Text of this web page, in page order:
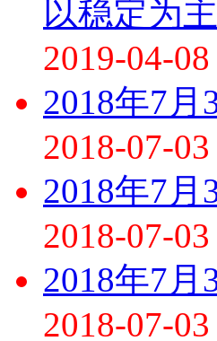
以稳定为主
2019-04-08
2018年7
2018-07-03
2018年7
2018-07-03
2018年7
2018-07-03